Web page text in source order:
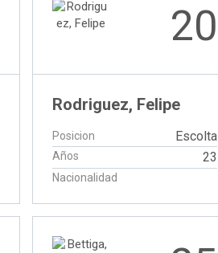
20
Rodriguez, Felipe
Posicion Escolta
Años 23
Nacionalidad